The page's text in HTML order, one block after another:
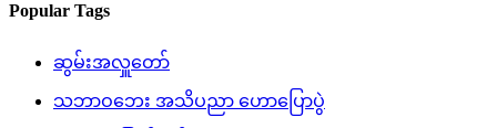
Popular Tags
ဆွမ်းအလှူတော်
သဘာဝဘေး အသိပညာ ဟောပြောပွဲ